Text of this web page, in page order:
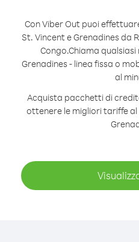
Con Viber Out puoi
St. Vincent e Grenadines da
Congo.Chiama qualsiasi
Grenadines - linea fissa o
al
Acquista pacchetti di
ottenere le migliori tariffe